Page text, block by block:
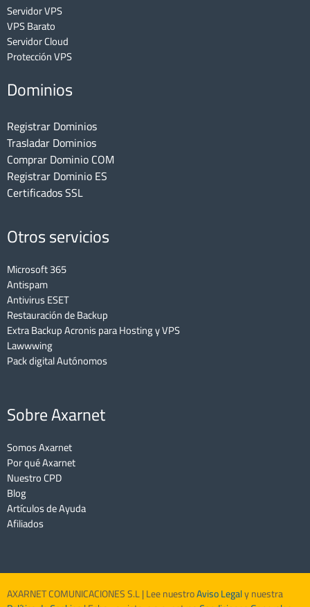
Servidor VPS
VPS Barato
Servidor Cloud
Protección VPS
Dominios
Registrar Dominios
Trasladar Dominios
Comprar Dominio COM
Registrar Dominio ES
Certificados SSL
Otros servicios
Microsoft 365
Antispam
Antivirus ESET
Restauración de Backup
Extra Backup Acronis para Hosting y VPS
Lawwwing
Pack digital Autónomos
Sobre Axarnet
Somos Axarnet
Por qué Axarnet
Nuestro CPD
Blog
Artículos de Ayuda
Afiliados
AXARNET COMUNICACIONES S.L | Lee nuestroAviso Legaly nuestra